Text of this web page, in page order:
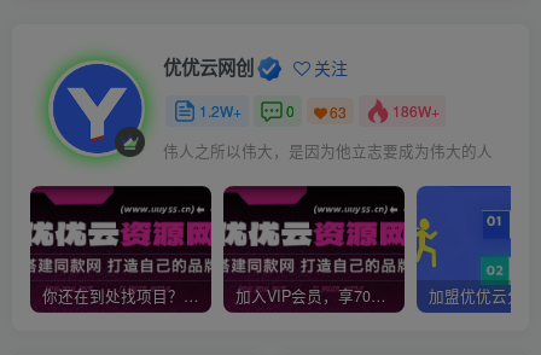
优优云网创 关注
1.2W+ 0 63 186W+
伟人之所以伟大，是因为他立志要成为伟大的人
你还在到处找项目？还在当韭菜？我靠网创资源站一个月收入5万+，曾经我也是个失败者。 加入VIP会员，享70%的推广提成，免费学习多种网上创业课程，菜鸟秒变大神！